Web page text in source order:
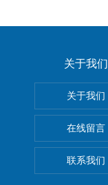
关于我们
关于我们
在线留言
联系我们